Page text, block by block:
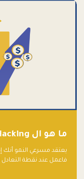
ما هو ال Growth Hacking
يعتقد مسرعي النمو أنك
فاعمل عند نقطة التعادل